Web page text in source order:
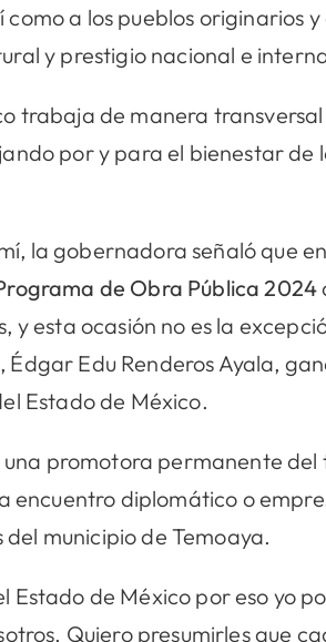
a los pueblos originarios
y prestigio nacional e
trabaja de manera
por y para el bienestar de
la gobernadora señaló que
de Obra Pública 2024
y esta ocasión no es la
Édgar Edu Renderos Ayala,
Estado de México.
promotora permanente
encuentro diplomático o
municipio de Temoaya.
Estado de México por eso yo
Quiero presumirles que